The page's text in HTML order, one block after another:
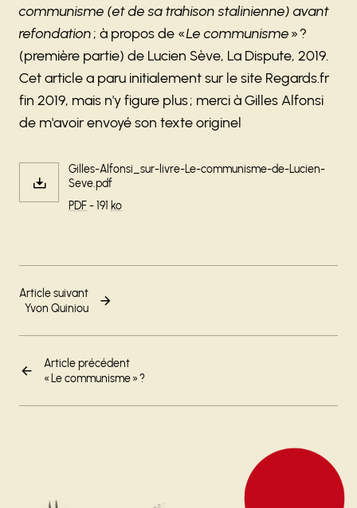
communisme (et de sa trahison stalinienne) avant
refondation; à propos de «Le communisme» ?
(première partie) de Lucien Sève, La Dispute, 2019.
Cet article a paru initialement sur le site Regards.fr
fin 2019, mais n'y figure plus ; merci à Gilles Alfonsi
de m'avoir envoyé son texte originel
Gilles-Alfonsi_sur-livre-Le-communisme-de-Lucien-
Seve.pdf
PDF- 191 ko
Article précédent
« Le communisme » ?
Article suivant
Yvon Quiniou